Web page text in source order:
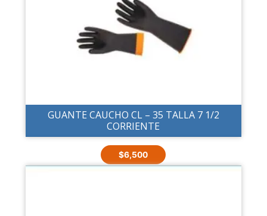
GUANTE CAUCHO CL – 35 TALLA 7 1/2
CORRIENTE
$6,500